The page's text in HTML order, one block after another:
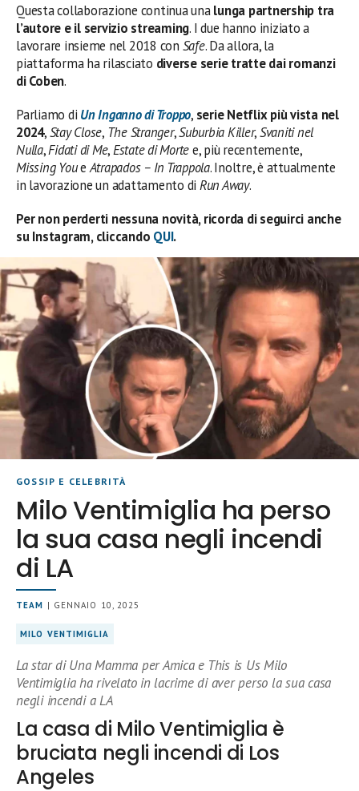
Questa collaborazione continua unalunga partnership tra
l’autore e il servizio streaming. I due hanno iniziato a
lavorare insieme nel 2018 con Safe. Da allora, la
piattaforma ha rilasciato diverse serie tratte dai romanzi
di Coben.
Parliamo di Un Inganno di Troppo, serie Netflix più vista nel
2024,Stay Close, The Stranger,Suburbia Killer,Svaniti nel
Nulla,Fidati di Me,Estate di Mortee, più recentemente,
Missing YoueAtrapados – In Trappola. Inoltre, è attualmente
in lavorazione un adattamento di Run Away.
Per non perderti nessuna novità, ricorda di seguirci anche
su Instagram, cliccando QUI.
GOSSIP E CELEBRITÀ
Milo Ventimiglia ha perso
la sua casa negli incendi
di LA
TEAM | GENNAIO 10, 2025
MILO VENTIMIGLIA
La star di Una Mamma per Amica e This is Us Milo
Ventimiglia ha rivelato in lacrime di aver perso la sua casa
negli incendi a LA
La casa di Milo Ventimiglia è
bruciata negli incendi di Los
Angeles